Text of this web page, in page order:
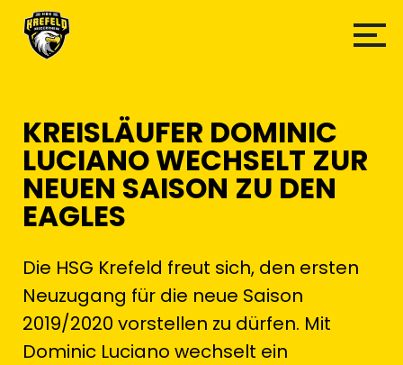
KREISLÄUFER DOMINIC
LUCIANO WECHSELT ZUR
NEUEN SAISON ZU DEN
EAGLES
Die HSG Krefeld freut sich, den ersten
Neuzugang für die neue Saison
2019/2020 vorstellen zu dürfen. Mit
Dominic Luciano wechselt ein